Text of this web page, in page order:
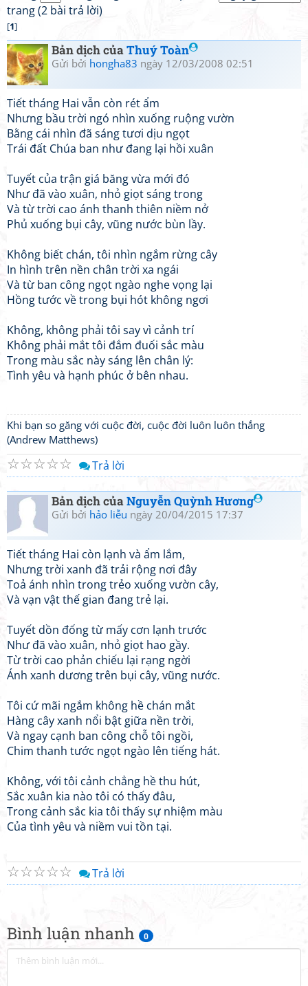
Bình luận nhanh 0
trang (2 bài trả lời)
[1]
Bản dịch củaThuý Toàn
Gửi bởi hongha83 ngày 12/03/2008 02:51
Tiết tháng Hai vẫn còn rét ẩm
Nhưng bầu trời ngó nhìn xuống ruộng vườn
Bằng cái nhìn đã sáng tươi dịu ngọt
Trái đất Chúa ban như đang lại hồi xuân
Tuyết của trận giá băng vừa mới đó
Như đã vào xuân, nhỏ giọt sáng trong
Và từ trời cao ánh thanh thiên niềm nở
Phủ xuống bụi cây, vũng nước bùn lầy.
Không biết chán, tôi nhìn ngắm rừng cây
In hình trên nền chân trời xa ngái
Và từ ban công ngọt ngào nghe vọng lại
Hồng tước về trong bụi hót không ngơi
Không, không phải tôi say vì cảnh trí
Không phải mắt tôi đắm đuối sắc màu
Trong màu sắc này sáng lên chân lý:
Tình yêu và hạnh phúc ở bên nhau.
Khi bạn so găng với cuộc đời, cuộc đời luôn luôn thắng
(Andrew Matthews)
☆
☆
☆
☆
☆ Trả lời
Bản dịch củaNguyễn Quỳnh Hương
Gửi bởi hảo liễu ngày 20/04/2015 17:37
Tiết tháng Hai còn lạnh và ẩm lắm,
Nhưng trời xanh đã trải rộng nơi đây
Toả ánh nhìn trong trẻo xuống vườn cây,
Và vạn vật thế gian đang trẻ lại.
Tuyết dồn đống từ mấy cơn lạnh trước
Như đã vào xuân, nhỏ giọt hao gầy.
Từ trời cao phản chiếu lại rạng ngời
Ánh xanh dương trên bụi cây, vũng nước.
Tôi cứ mãi ngắm không hề chán mắt
Hàng cây xanh nổi bật giữa nền trời,
Và ngay cạnh ban công chỗ tôi ngồi,
Chim thanh tước ngọt ngào lên tiếng hát.
Không, với tôi cảnh chẳng hề thu hút,
Sắc xuân kia nào tôi có thấy đâu,
Trong cảnh sắc kia tôi thấy sự nhiệm màu
Của tình yêu và niềm vui tồn tại.
☆
☆
☆
☆
☆ Trả lời